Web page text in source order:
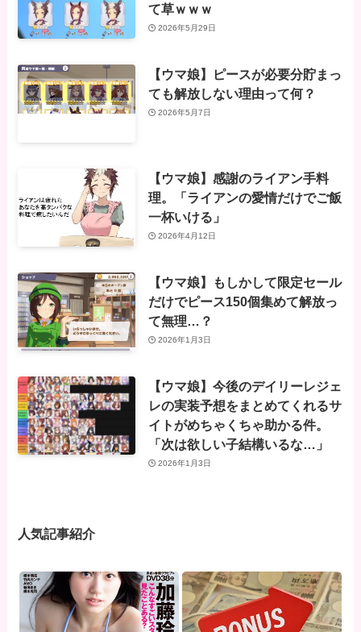
て草ｗｗｗ
2026年5月29日
【ウマ娘】ピースが必要分貯まっ
ても解放しない理由って何？
2026年5月7日
【ウマ娘】感謝のライアン手料
理。「ライアンの愛情だけでご飯
一杯いける」
2026年4月12日
【ウマ娘】もしかして限定セール
だけでピース150個集めて解放っ
て無理…？
2026年1月3日
【ウマ娘】今後のデイリーレジェ
レの実装予想をまとめてくれるサ
イトがめちゃくちゃ助かる件。
「次は欲しい子結構いるな…」
2026年1月3日
人気記事紹介